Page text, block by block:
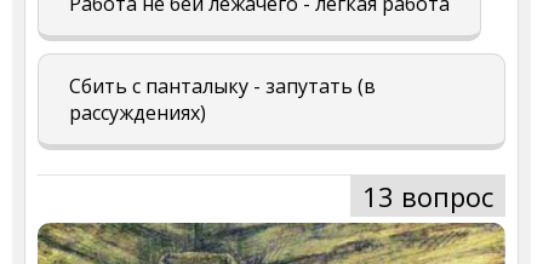
Сбить с панталыку - запутать (в
рассуждениях)
13 вопрос